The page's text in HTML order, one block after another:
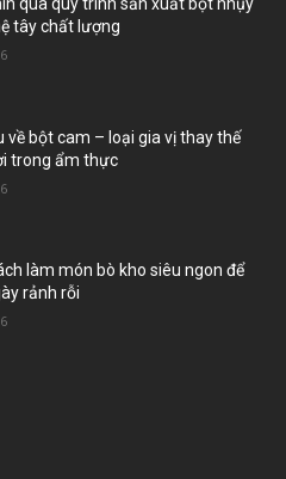
tây chất lượng
về bột cam – loại gia vị thay thế
trong ẩm thực
làm món bò kho siêu ngon để
rảnh rỗi